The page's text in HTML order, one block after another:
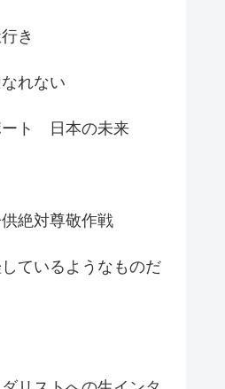
き
れない
ート 日本の未来
絶対尊敬作戦
ているようなものだ